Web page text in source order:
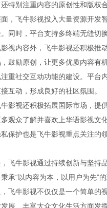
特别注重内容的原创性和版权
，飞牛影视投入大量资源开发
同时，平台支持多终端无缝切
影视内容外，飞牛影视还积极推
鼓励原创，让更多优质内容有
重社交互动功能的建设。平台
互动，形成良好的社区氛围。
影视还积极拓展国际市场，提
观众了解并喜欢上华语影视文化
保护也是飞牛影视重点关注的
，飞牛影视通过持续创新与坚持
承“以内容为本，以用户为先”
飞牛影视不仅仅是一个简单的
展、丰富大众文化生活方面发